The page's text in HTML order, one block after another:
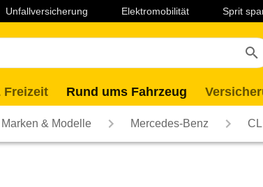
Unfallversicherung Elektromobilität Sprit
Freizeit Rund ums Fahrzeug
Marken & Modelle Mercedes-Benz